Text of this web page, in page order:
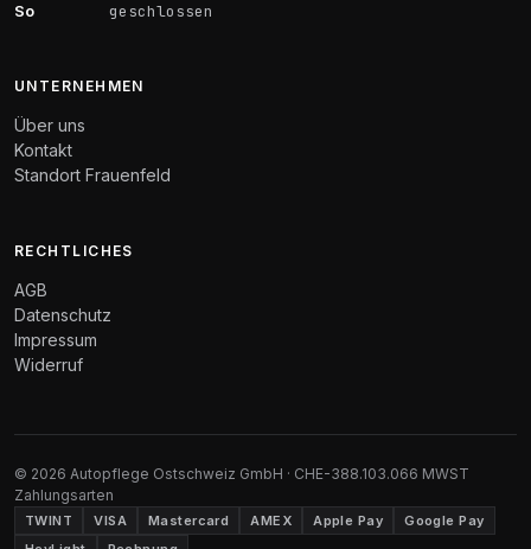
So geschlossen
UNTERNEHMEN
Über uns
Kontakt
Standort Frauenfeld
RECHTLICHES
AGB
Datenschutz
Impressum
Widerruf
© 2026 Autopflege Ostschweiz GmbH · CHE-388.103.066 MWST
Zahlungsarten
TWINT VISA Mastercard AMEX Apple Pay
Google Pay